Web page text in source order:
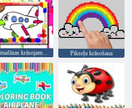
Lidmašīnas krāsojamā grāmata Pikseļu krāsošana